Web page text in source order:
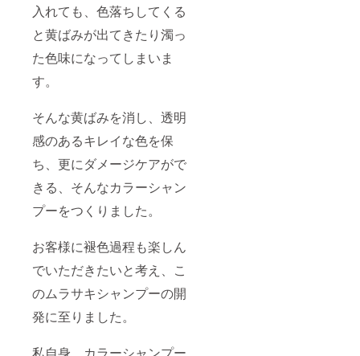
入れても、色落ちしてくる
と黄ばみが出てきたり濁っ
た色味になってしまいま
す。
そんな黄ばみを消し、透明
感のあるキレイな色を保
ち、更にダメージケアがで
きる、そんなカラーシャン
プーをつくりました。
お客様に褪色過程も楽しん
でいただきたいと考え、こ
のムラサキシャンプーの開
発に至りました。
私自身、カラーシャンプー